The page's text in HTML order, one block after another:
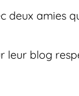
amies
blog